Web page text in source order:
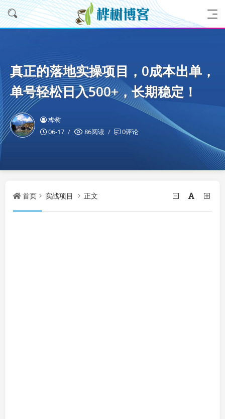
真正的落地实操项目，0成本出单，
单号轻松日入500+，长期稳定！
桦树
06-17
86阅读 0评论
首页 实战项目 正文